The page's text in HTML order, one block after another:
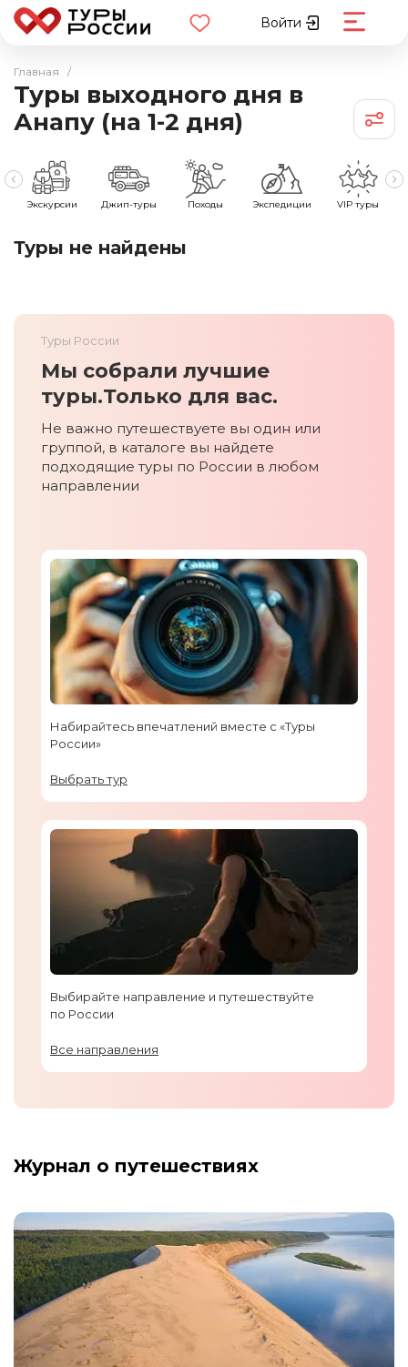
Войти
Главная /
Туры выходного дня в
Анапу (на 1-2 дня)
Экскурсии Джип-туры Походы Экспедиции VIP туры
Туры не найдены
Туры России
Мы собрали лучшие
туры.Только для вас.
Не важно путешествуете вы один или
группой, в каталоге вы найдете
подходящие туры по России в любом
направлении
Набирайтесь впечатлений вместе с «Туры
России»
Выбрать тур
Выбирайте направление и путешествуйте
по России
Все направления
Журнал о путешествиях